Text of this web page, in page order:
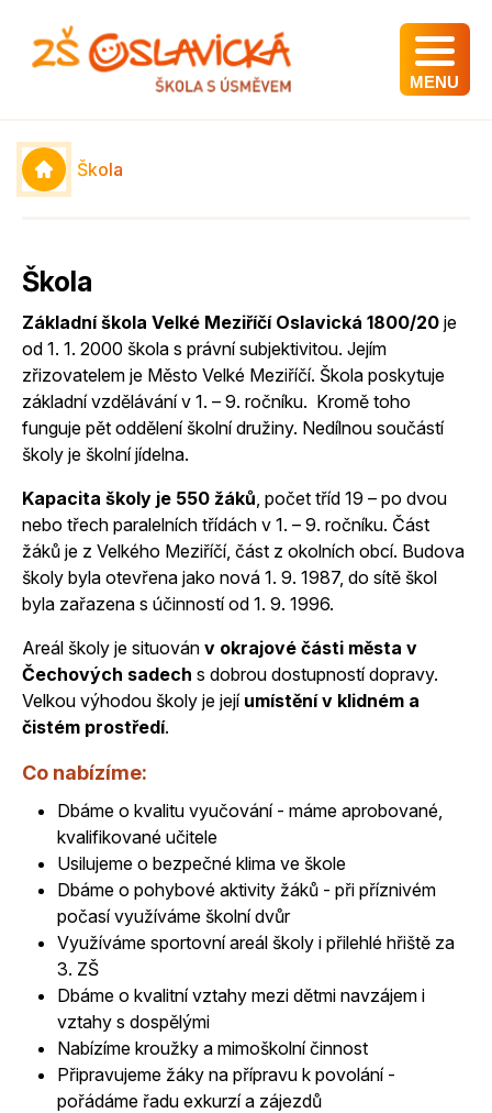
MENU
Škola
Škola
Základní škola Velké Meziříčí Oslavická 1800/20 je
od 1. 1. 2000 škola s právní subjektivitou. Jejím
zřizovatelem je Město Velké Meziříčí. Škola poskytuje
základní vzdělávání v 1. – 9. ročníku. Kromě toho
funguje pět oddělení školní družiny. Nedílnou součástí
školy je školní jídelna.
Kapacita školy je 550 žáků, počet tříd 19 – po dvou
nebo třech paralelních třídách v 1. – 9. ročníku. Část
žáků je z Velkého Meziříčí, část z okolních obcí. Budova
školy byla otevřena jako nová 1. 9. 1987, do sítě škol
byla zařazena s účinností od 1. 9. 1996.
Areál školy je situován v okrajové části města v
Čechových sadech s dobrou dostupností dopravy.
Velkou výhodou školy je její umístění v klidném a
čistém prostředí.
Co nabízíme:
Dbáme o kvalitu vyučování - máme aprobované,
kvalifikované učitele
Usilujeme o bezpečné klima ve škole
Dbáme o pohybové aktivity žáků - při příznivém
počasí využíváme školní dvůr
Využíváme sportovní areál školy i přilehlé hřiště za
3. ZŠ
Dbáme o kvalitní vztahy mezi dětmi navzájem i
vztahy s dospělými
Nabízíme kroužky a mimoškolní činnost
Připravujeme žáky na přípravu k povolání -
pořádáme řadu exkurzí a zájezdů